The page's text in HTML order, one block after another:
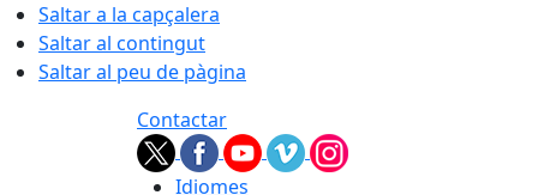
Saltar a la capçalera
Saltar al contingut
Saltar al peu de pàgina
Contactar
Idiomes